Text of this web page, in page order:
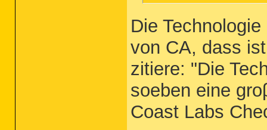
Die
von CA, dass
zitiere: "Die
soeben eine
Coast Labs